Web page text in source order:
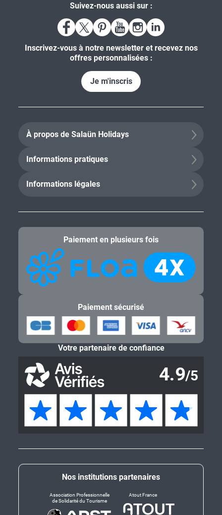
Suivez-nous aussi sur :
Inscrivez-vous à notre newsletter et recevez nos
offres personnalisées :
Je m'inscris
À propos de Salaün Holidays
Informations pratiques
Informations légales
Nos institutions partenaires
Association Professionnelle
de Solidarité du Tourisme
Atout France
Paiement en plusieurs fois
Paiement sécurisé
Votre partenaire de confiance